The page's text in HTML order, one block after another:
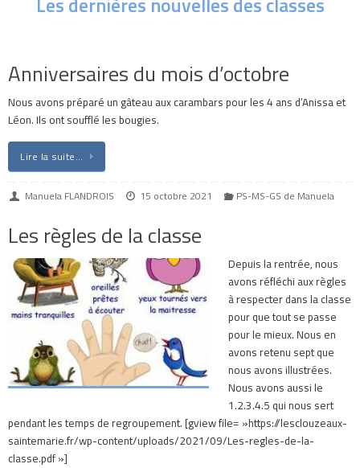
Anniversaires du mois d’octobre
Nous avons préparé un gâteau aux carambars pour les 4 ans d’Anissa et
Léon. Ils ont soufflé les bougies.
Lire la suite…
Manuela FLANDROIS 15 octobre 2021 PS-MS-GS de Manuela
Les règles de la classe
Depuis la rentrée, nous
avons réfléchi aux règles
à respecter dans la classe
pour que tout se passe
pour le mieux. Nous en
avons retenu sept que
nous avons illustrées.
Nous avons aussi le
1.2.3.4.5 qui nous sert
pendant les temps de regroupement. [gview file= »https://lesclouzeaux-
saintemarie.fr/wp-content/uploads/2021/09/Les-regles-de-la-
classe.pdf »]